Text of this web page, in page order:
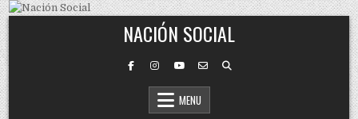
Skip to content
NACIÓN SOCIAL
MENU